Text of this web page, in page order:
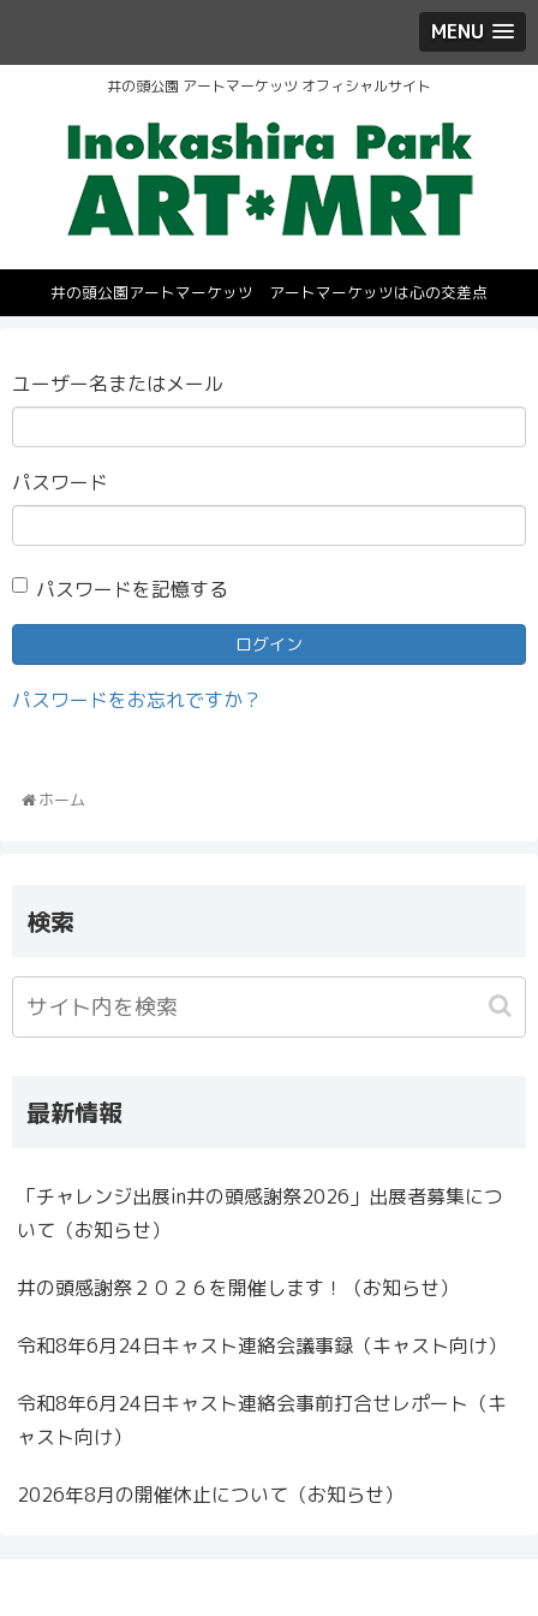
MENU
井の頭公園 アートマーケッツ オフィシャルサイト
井の頭公園アートマーケッツ アートマーケッツは心の交差点
ユーザー名またはメール
パスワード
パスワードを記憶する
パスワードをお忘れですか？
ホーム
検索
最新情報
「チャレンジ出展in井の頭感謝祭2026」出展者募集につ
いて（お知らせ）
井の頭感謝祭２０２６を開催します！（お知らせ）
令和8年6月24日キャスト連絡会議事録（キャスト向け）
令和8年6月24日キャスト連絡会事前打合せレポート（キ
ャスト向け）
2026年8月の開催休止について（お知らせ）